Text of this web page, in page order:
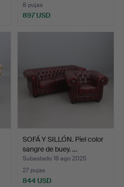
8 pujas
897 USD
SOFÁ Y SILLÓN. Piel color
sangre de buey. …
Subastado 16 ago 2025
27 pujas
844 USD